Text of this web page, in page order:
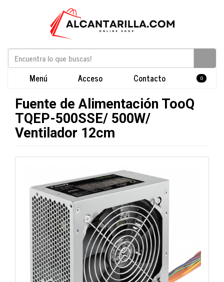
Menú Acceso Contacto 0
Fuente de Alimentación TooQ
TQEP-500SSE/ 500W/
Ventilador 12cm